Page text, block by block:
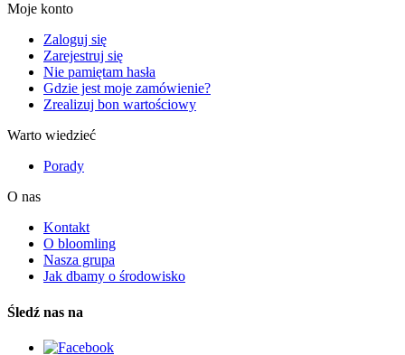
Moje konto
Zaloguj się
Zarejestruj się
Nie pamiętam hasła
Gdzie jest moje zamówienie?
Zrealizuj bon wartościowy
Warto wiedzieć
Porady
O nas
Kontakt
O bloomling
Nasza grupa
Jak dbamy o środowisko
Śledź nas na